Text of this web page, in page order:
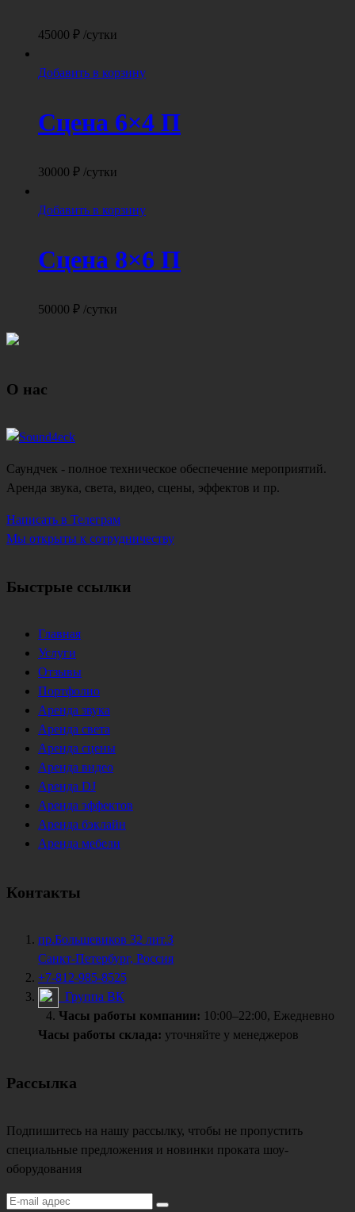
45000 ₽ /сутки
Добавить в корзину
Сцена 6×4 П
30000 ₽ /сутки
Добавить в корзину
Сцена 8×6 П
50000 ₽ /сутки
О нас
Саундчек - полное техническое обеспечение мероприятий.
Аренда звука, света, видео, сцены, эффектов и пр.
Написать в Телеграм
Мы открыты к сотрудничеству
Быстрые ссылки
Главная
Услуги
Отзывы
Портфолио
Аренда звука
Аренда света
Аренда сцены
Аренда видео
Аренда DJ
Аренда эффектов
Аренда бэклайн
Аренда мебели
Контакты
пр.Большевиков 32 лит.З
Санкт-Петербург, Россия
+7-812-985-8525
Группа ВК
Часы работы компании: 10:00–22:00, Ежедневно
Часы работы склада: уточняйте у менеджеров
Рассылка
Подпишитесь на нашу рассылку, чтобы не пропустить
специальные предложения и новинки проката шоу-
оборудования